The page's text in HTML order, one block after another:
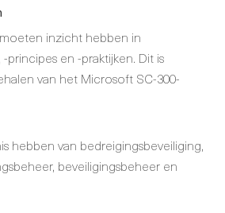
inzicht hebben in
principes en -praktijken. Dit is
van het Microsoft SC-300-
hebben van bedreigingsbeveiliging,
beveiligingsbeheer en